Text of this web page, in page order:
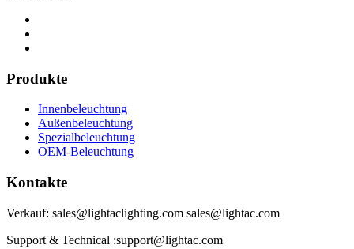
Produkte
Innenbeleuchtung
Außenbeleuchtung
Spezialbeleuchtung
OEM-Beleuchtung
Kontakte
Verkauf: sales@lightaclighting.com sales@lightac.com
Support & Technical :support@lightac.com